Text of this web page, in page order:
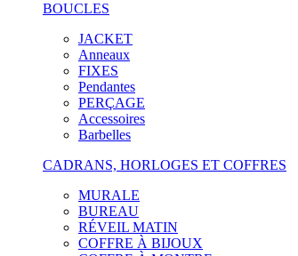
BOUCLES
JACKET
Anneaux
FIXES
Pendantes
PERÇAGE
Accessoires
Barbelles
CADRANS, HORLOGES ET COFFRES
MURALE
BUREAU
RÉVEIL MATIN
COFFRE À BIJOUX